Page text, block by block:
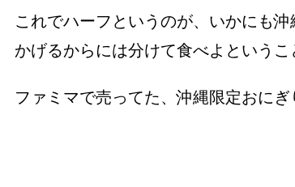
これでハーフというのが、いかにも
かげるからには分けて食べよというこ
ファミマで売ってた、沖縄限定おに